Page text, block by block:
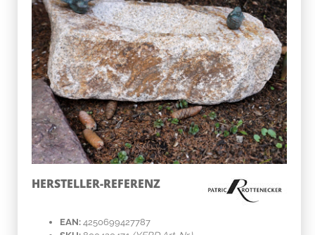
HERSTELLER-REFERENZ
EAN: 4250699427787